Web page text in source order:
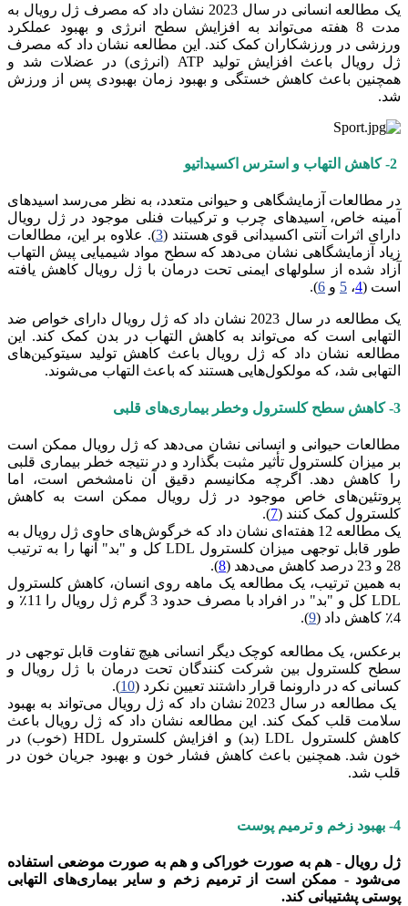
یک مطالعه انسانی در سال 2023 نشان داد که مصرف ژل رویال به
مدت 8 هفته می‌تواند به افزایش سطح انرژی و بهبود عملکرد
ورزشی در ورزشکاران کمک کند. این مطالعه نشان داد که مصرف
ژل رویال باعث افزایش تولید ATP (انرژی) در عضلات شد و
همچنین باعث کاهش خستگی و بهبود زمان بهبودی پس از ورزش
شد.
در مطالعات آزمایشگاهی و حیوانی متعدد، به نظر می‌رسد اسیدهای
آمینه خاص، اسیدهای چرب و ترکیبات فنلی موجود در ژل رویال
دارای اثرات آنتی اکسیدانی قوی هستند (3). علاوه بر این، مطالعات
زیاد آزمایشگاهی نشان می‌دهد که سطح مواد شیمیایی پیش التهاب
آزاد شده از سلولهای ایمنی تحت درمان با ژل رویال کاهش یافته
است (4، 5 و 6
).
یک مطالعه در سال 2023 نشان داد که ژل رویال دارای خواص ضد
التهابی است که می‌تواند به کاهش التهاب در بدن کمک کند. این
مطالعه نشان داد که ژل رویال باعث کاهش تولید سیتوکین‌های
التهابی شد، که مولکول‌هایی هستند که باعث التهاب می‌شوند.
3- کاهش سطح کلسترول وخطر بیماری‌های قلبی
مطالعات حیوانی و انسانی نشان می‌دهد که ژل رویال ممکن است
بر میزان کلسترول تأثیر مثبت بگذارد و در نتیجه خطر بیماری قلبی
را کاهش دهد. اگرچه مکانیسم دقیق آن نامشخص است، اما
پروتئین‌های خاص موجود در ژل رویال ممکن است به کاهش
کلسترول کمک کنند (7
).
یک مطالعه 12 هفته‌ای نشان داد که خرگوش‌های حاوی ژل رویال به
طور قابل توجهی میزان کلسترول LDL کل و "بد" آنها را به ترتیب
28 و 23 درصد کاهش می‌دهد (
8
).
به همین ترتیب، یک مطالعه یک ماهه روی انسان، کاهش کلسترول
LDL کل و "بد" در افراد با مصرف حدود 3 گرم ژل رویال را 11٪ و
4٪ کاهش داد (
9
).
برعکس، یک مطالعه کوچک دیگر انسانی هیچ تفاوت قابل توجهی در
سطح کلسترول بین شرکت کنندگان تحت درمان با ژل رویال و
کسانی که در دارونما قرار داشتند تعیین نکرد (10
).
یک مطالعه در سال 2023 نشان داد که ژل رویال می‌تواند به بهبود
سلامت قلب کمک کند. این مطالعه نشان داد که ژل رویال باعث
کاهش کلسترول LDL (بد) و افزایش کلسترول HDL (خوب) در
خون شد. همچنین باعث کاهش فشار خون و بهبود جریان خون در
قلب شد.
4- بهبود زخم و ترمیم پوست
ژل رویال - هم به صورت خوراکی و هم به صورت موضعی استفاده
می‌شود - ممکن است از ترمیم زخم و سایر بیماری‌های التهابی
پوستی پشتیبانی کند.